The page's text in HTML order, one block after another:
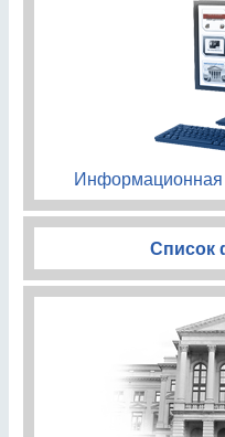
Список